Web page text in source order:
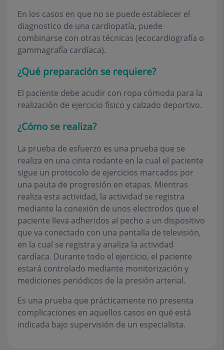
En los casos en que no se puede establecer el
diagnostico de una cardiopatía, puede
combinarse con otras técnicas (ecocardiografía o
gammagrafía cardíaca).
¿Qué preparación se requiere?
El paciente debe acudir con ropa cómoda para la
realización de ejercicio físico y calzado deportivo.
¿Cómo se realiza?
La prueba de esfuerzo es una prueba que se
realiza en una cinta rodante en la cual el paciente
sigue un protocolo de ejercicios marcados por
una pauta de progresión en etapas. Mientras
realiza esta actividad, la actividad se registra
mediante la conexión de unos electrodos que el
paciente lleva adheridos al pecho a un dispositivo
que va conectado con una pantalla de televisión,
en la cual se registra y analiza la actividad
cardíaca. Durante todo el ejercicio, el paciente
estará controlado mediante monitorización y
mediciones periódicos de la presión arterial.
Es una prueba que prácticamente no presenta
complicaciones en aquellos casos en qué está
indicada bajo supervisión de un especialista.